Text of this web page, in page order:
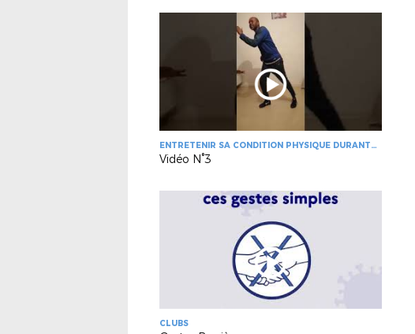
ENTRETENIR SA CONDITION PHYSIQUE DURANT
LE CONFINEMENT
Vidéo N°3
CLUBS